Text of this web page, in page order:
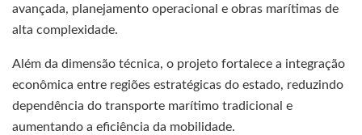
avançada, planejamento operacional e obras marítimas de
alta complexidade.
Além da dimensão técnica, o projeto fortalece a integração
econômica entre regiões estratégicas do estado, reduzindo
dependência do transporte marítimo tradicional e
aumentando a eficiência da mobilidade.